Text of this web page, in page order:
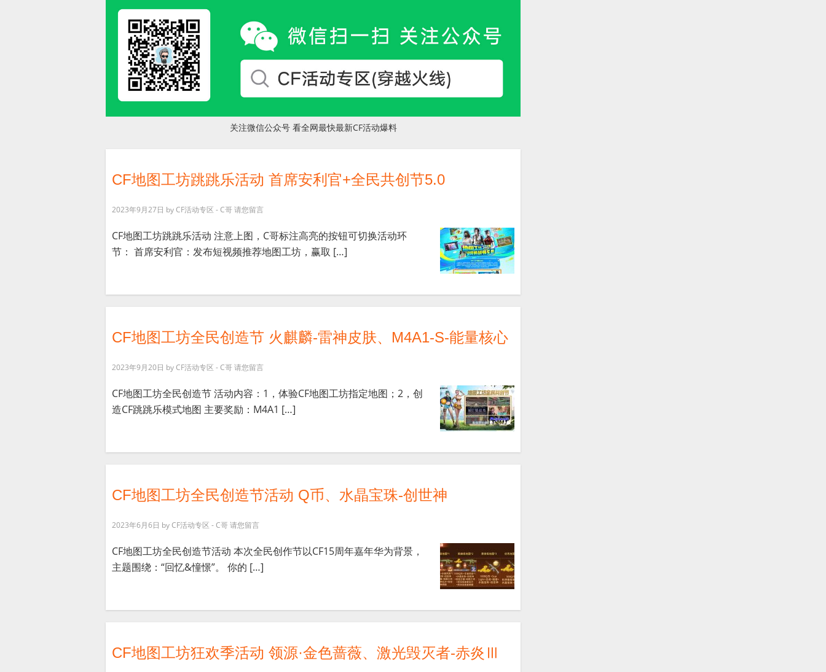
关注微信公众号 看全网最快最新CF活动爆料
CF地图工坊跳跳乐活动 首席安利官+全民共创节5.0
2023年9月27日 byCF活动专区 - C哥请您留言
CF地图工坊跳跳乐活动 注意上图，C哥标注高亮的按钮可切换活动环
节： 首席安利官：发布短视频推荐地图工坊，赢取 […]
CF地图工坊全民创造节 火麒麟-雷神皮肤、M4A1-S-能量核心
2023年9月20日 byCF活动专区 - C哥请您留言
CF地图工坊全民创造节 活动内容：1，体验CF地图工坊指定地图；2，创
造CF跳跳乐模式地图 主要奖励：M4A1 […]
CF地图工坊全民创造节活动 Q币、水晶宝珠-创世神
2023年6月6日 byCF活动专区 - C哥请您留言
CF地图工坊全民创造节活动 本次全民创作节以CF15周年嘉年华为背景，
主题围绕：“回忆&憧憬”。 你的 […]
CF地图工坊狂欢季活动 领源·金色蔷薇、激光毁灭者-赤炎Ⅲ